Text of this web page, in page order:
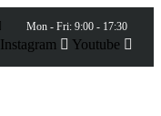
Mon - Fri: 9:00 - 17:30
Instagram Youtube